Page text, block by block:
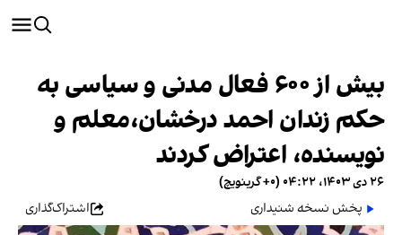
بیش از ۶۰۰ فعال مدنی و سیاسی به
حکم زندان احمد درخشان،معلم و
نویسنده، اعتراض کردند
۲۶ دی ۱۴۰۳، ۰۴:۲۲ (‎+۰ گرینویچ)
پخش نسخه شنیداری
اشتراک‌گذاری